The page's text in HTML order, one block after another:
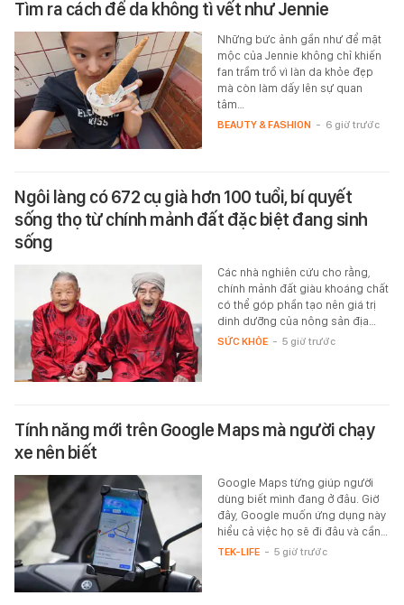
Tìm ra cách để da không tì vết như Jennie
Những bức ảnh gần như để mặt
mộc của Jennie không chỉ khiến
fan trầm trồ vì làn da khỏe đẹp
mà còn làm dấy lên sự quan
tâm…
BEAUTY & FASHION - 6 giờ trước
Ngôi làng có 672 cụ già hơn 100 tuổi, bí quyết
sống thọ từ chính mảnh đất đặc biệt đang sinh
sống
Các nhà nghiên cứu cho rằng,
chính mảnh đất giàu khoáng chất
có thể góp phần tạo nên giá trị
dinh dưỡng của nông sản địa…
SỨC KHỎE - 5 giờ trước
Tính năng mới trên Google Maps mà người chạy
xe nên biết
Google Maps từng giúp người
dùng biết mình đang ở đâu. Giờ
đây, Google muốn ứng dụng này
hiểu cả việc họ sẽ đi đâu và cần…
TEK-LIFE - 5 giờ trước